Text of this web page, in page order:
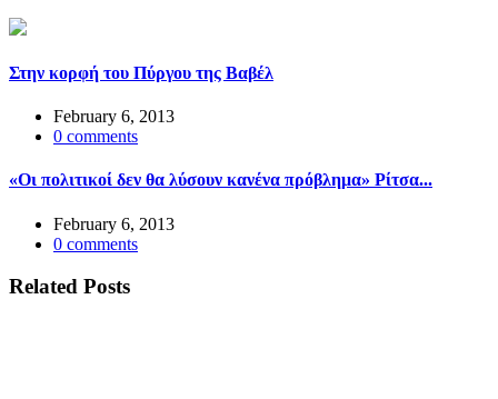
Στην κορφή του Πύργου της Βαβέλ
February 6, 2013
0 comments
«Οι πολιτικοί δεν θα λύσουν κανένα πρόβλημα» Ρίτσα...
February 6, 2013
0 comments
Related Posts